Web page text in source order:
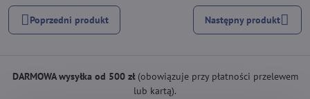
Poprzedni produkt Następny produkt
DARMOWA wysyłka od 500 zł(obowiązuje przy płatności przelewem
lub kartą).